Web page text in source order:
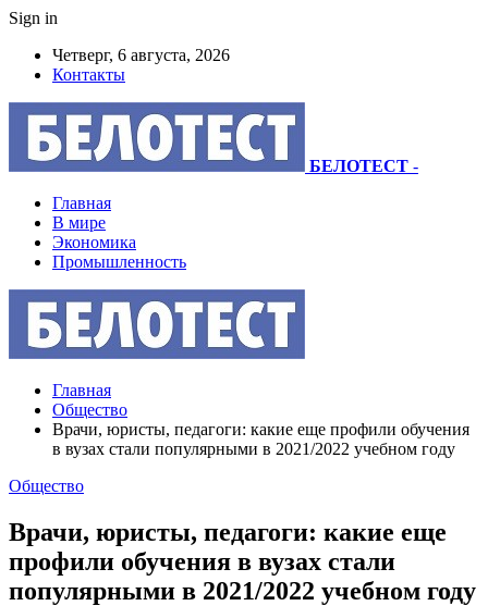
Sign in
Четверг, 6 августа, 2026
Контакты
БЕЛОТЕСТ -
Главная
В мире
Экономика
Промышленность
Главная
Общество
Врачи, юристы, педагоги: какие еще профили обучения
в вузах стали популярными в 2021/2022 учебном году
Общество
Врачи, юристы, педагоги: какие еще
профили обучения в вузах стали
популярными в 2021/2022 учебном году